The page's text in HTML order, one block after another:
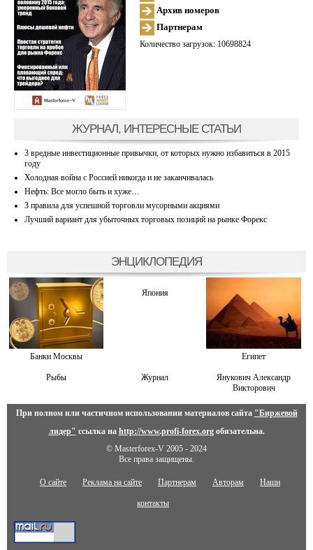
Архив номеров
Партнерам
Количество загрузок: 10698824
ЖУРНАЛ, ИНТЕРЕСНЫЕ СТАТЬИ
3 вредные инвестиционные привычки, от которых нужно избавиться в 2015
году
Холодная война с Россией никогда и не заканчивалась
Нефть: Все могло быть и хуже…
3 правила для успешной торговли мусорными акциями
Лучший вариант для убыточных торговых позиций на рынке Форекс
ЭНЦИКЛОПЕДИЯ
Банки Москвы
Япония
Египет
Рыбы Журнал
Янукович Александр
Викторович
При полном или частичном использовании материалов сайта "Биржевой
лидер" ссылка на http://www.profi-forex.orgобязательна.
© Masterforex-V 2005 - 2024
Все права защищены.
О сайте Реклама на сайте Партнерам Авторам Наши
контакты